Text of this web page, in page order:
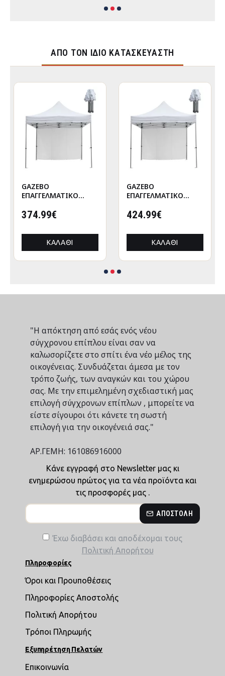
ΑΠΌ ΤΟΝ ΊΔΙΟ ΚΑΤΑΣΚΕΥΑΣΤΉ
GAZEBO
ΕΠΑΓΓΕΛΜΑΤΙΚΟ
CRESSEN HM21097
ΑΛΟΥΜΙΝΙΟΥ
3x3x3,4Yμ
374.99€
ΚΑΛΆΘΙ
GAZEBO
ΕΠΑΓΓΕΛΜΑΤΙΚΟ
CRESSEN HM21097.01
ΑΛΟΥΜΙΝΙΟΥ
3x3x3,4Yεκ
424.99€
ΚΑΛΆΘΙ
"Η απόκτηση από εσάς ενός νέου
σύγχρονου επίπλου είναι σαν να
καλωσορίζετε στο σπίτι ένα νέο μέλος της
οικογένειας. Συνδυάζεται άμεσα με τον
τρόπο ζωής, των αναγκών και του χώρου
σας. Με την επιμελημένη σχεδιαστική μας
επιλογή σύγχρονων επίπλων , μπορείτε να
είστε σίγουροι ότι κάνετε τη σωστή
επιλογή για την οικογένειά σας."
ΑΡ.ΓΕΜΗ: 161086916000
Κάνε εγγραφή στο Newsletter μας κι
ενημερώσου πρώτος για τα νέα προϊόντα και
τις προσφορές μας .
ΑΠΟΣΤΟΛΉ
Έχω διαβάσει και αποδέχομαι τους
Πολιτική Απορήτου
Πληροφορίες
Όροι και Προυποθέσεις
Πληροφορίες Αποστολής
Πολιτική Απορήτου
Τρόποι Πληρωμής
Εξυπηρέτηση Πελατών
Επικοινωνία